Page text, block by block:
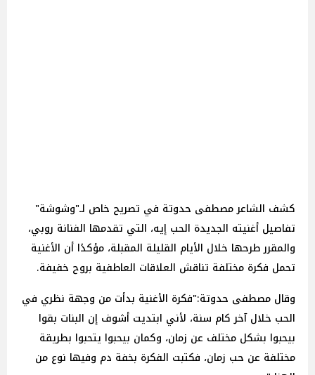
كشف الشاعر مصطفى حدوتة في تصريح خاص لـ"وشوشة"
تفاصيل أغنيته الجديدة الحب إيه، التي تقدمها الفنانة روبي،
والمقرر طرحها خلال الأيام القليلة المقبلة، مؤكدًا أن الأغنية
تحمل فكرة مختلفة تناقش العلاقات العاطفية بروح خفيفة.
وقال مصطفى حدوتة:"فكرة الأغنية بدأت من وجهة نظري في
الحب خلال آخر كام سنة، لأني ابتديت أشوف إن البنات بقوا
بيحبوا بشكل مختلف عن زمان، وكمان بيحبوا يتحبوا بطريقة
مختلفة عن حب زمان، فكتبت الفكرة بخفة دم وفيها نوع من